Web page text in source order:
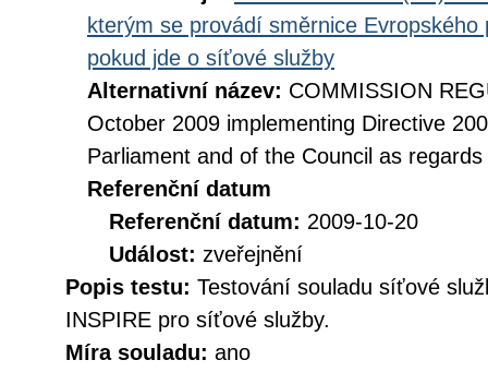
kterým se provádí směrnice
pokud jde o síťové služby
Alternativní název: COMMISSION
October 2009 implementing Directive
Parliament and of the Council as
Referenční datum
Referenční datum: 2009-10-20
Událost: zveřejnění
Popis testu: Testování souladu síťové
INSPIRE pro síťové služby.
Míra souladu: ano